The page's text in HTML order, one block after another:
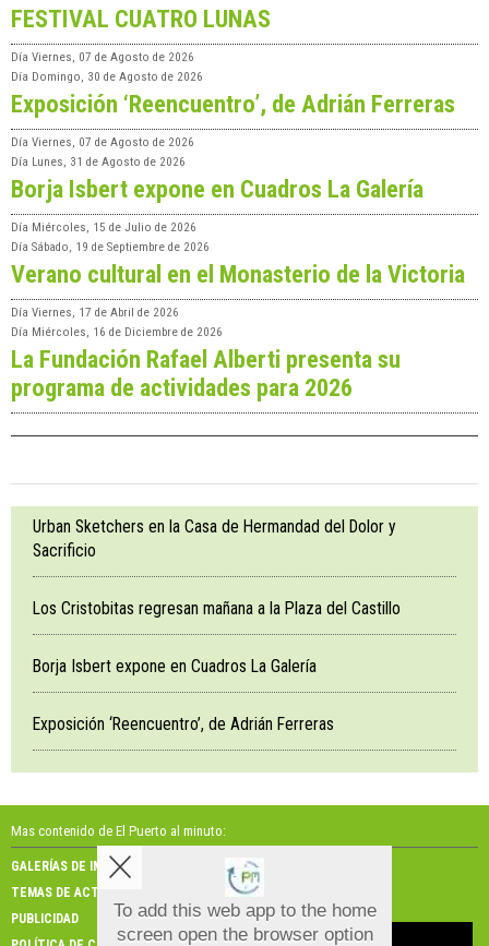
FESTIVAL CUATRO LUNAS
Día Viernes, 07 de Agosto de 2026
Día Domingo, 30 de Agosto de 2026
Exposición ‘Reencuentro’, de Adrián Ferreras
Día Viernes, 07 de Agosto de 2026
Día Lunes, 31 de Agosto de 2026
Borja Isbert expone en Cuadros La Galería
Día Miércoles, 15 de Julio de 2026
Día Sábado, 19 de Septiembre de 2026
Verano cultural en el Monasterio de la Victoria
Día Viernes, 17 de Abril de 2026
Día Miércoles, 16 de Diciembre de 2026
La Fundación Rafael Alberti presenta su
programa de actividades para 2026
Urban Sketchers en la Casa de Hermandad del Dolor y
Sacrificio
Los Cristobitas regresan mañana a la Plaza del Castillo
Borja Isbert expone en Cuadros La Galería
Exposición ‘Reencuentro’, de Adrián Ferreras
Mas contenido de El Puerto al minuto:
GALERÍAS DE IMÁGENES
GALERÍAS DE VÍDEOS
TEMAS DE ACTUALIDAD
NOSOTROS
PUBLICIDAD
CONTACTO
To add this web app to the home
screen open the browser option